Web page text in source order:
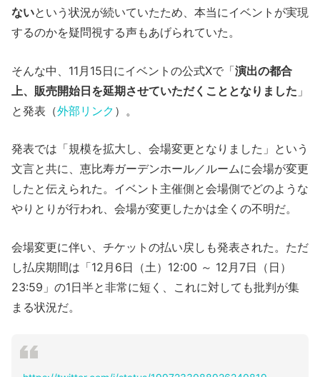
ないという状況が続いていたため、本当にイベントが実現
するのかを疑問視する声もあげられていた。
そんな中、11月15日にイベントの公式Xで「演出の都合
上、販売開始日を延期させていただくこととなりました 」
と発表（外部リンク ）。
発表では「規模を拡大し、会場変更となりました」という
文言と共に、恵比寿ガーデンホール／ルームに会場が変更
したと伝えられた。イベント主催側と会場側でどのような
やりとりが行われ、会場が変更したかは全くの不明だ。
会場変更に伴い、チケットの払い戻しも発表された。ただ
し払戻期間は「12月6日（土）12:00 ～ 12月7日（日）
23:59」の1日半と非常に短く、これに対しても批判が集
まる状況だ。